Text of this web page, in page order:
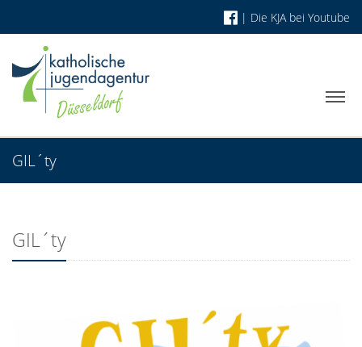
| Die KJA bei Youtube
GIL´ty
GIL´ty